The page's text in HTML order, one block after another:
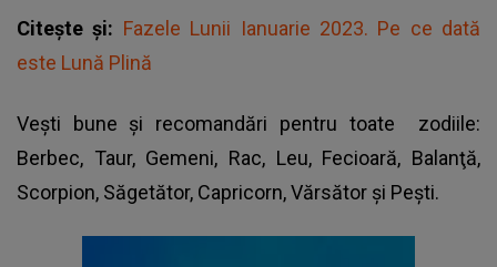
Citește și: Fazele Lunii Ianuarie 2023. Pe ce dată
este Lună Plină
Vești bune și recomandări pentru toate zodiile:
Berbec, Taur, Gemeni, Rac, Leu, Fecioară, Balanţă,
Scorpion, Săgetător, Capricorn, Vărsător şi Peşti.